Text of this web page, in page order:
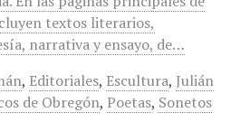
textos literarios,
narrativa y ensayo, de…
, Editoriales, Escultura, Julián
de Obregón, Poetas, Sonetos